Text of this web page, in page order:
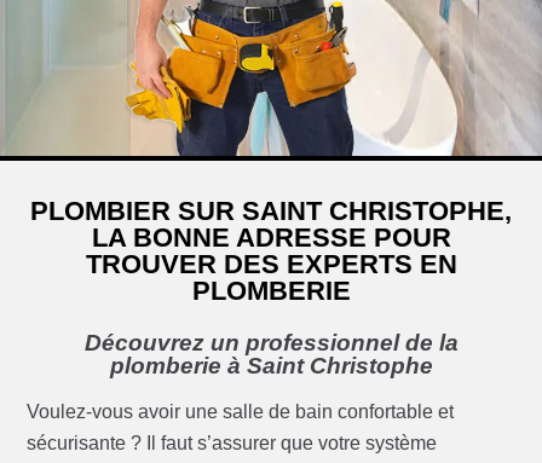
PLOMBIER SUR SAINT CHRISTOPHE,
LA BONNE ADRESSE POUR
TROUVER DES EXPERTS EN
PLOMBERIE
Découvrez un professionnel de la
plomberie à Saint Christophe
Voulez-vous avoir une salle de bain confortable et
sécurisante ? Il faut s’assurer que votre système